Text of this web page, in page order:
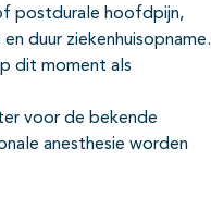
postdurale hoofdpijn,
duur ziekenhuisopname.
dit moment als
voor de bekende
anesthesie worden